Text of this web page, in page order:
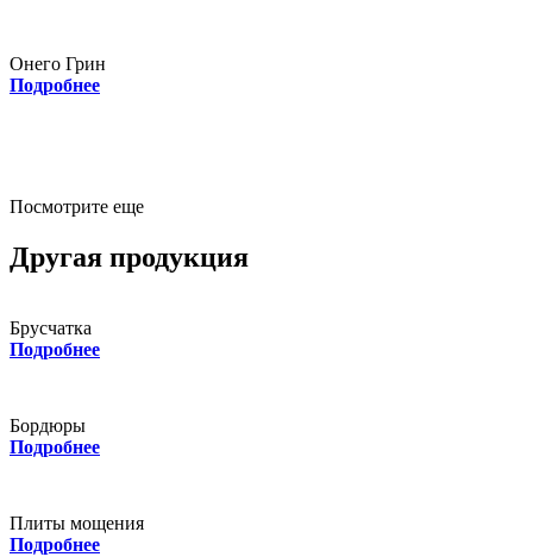
Онего Грин
Подробнее
Посмотрите еще
Другая продукция
Брусчатка
Подробнее
Бордюры
Подробнее
Плиты мощения
Подробнее